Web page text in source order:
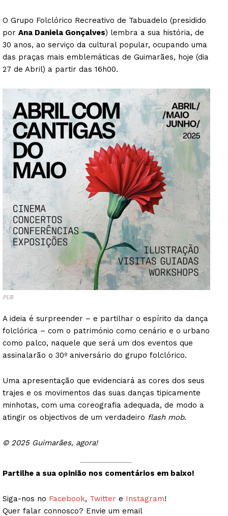
O Grupo Folclórico Recreativo de Tabuadelo (presidido
por Ana Daniela Gonçalves) lembra a sua história, de
30 anos, ao serviço da cultural popular, ocupando uma
das praças mais emblemáticas de Guimarães, hoje (dia
27 de Abril) a partir das 16h00.
PUB
A ideia é surpreender – e partilhar o espírito da dança
folclórica – com o património como cenário e o urbano
como palco, naquele que será um dos eventos que
assinalarão o 30º aniversário do grupo folclórico.
Uma apresentação que evidenciará as cores dos seus
trajes e os movimentos das suas danças tipicamente
minhotas, com uma coreografia adequada, de modo a
atingir os objectivos de um verdadeiro flash mob.
© 2025 Guimarães, agora!
Partilhe a sua opinião nos comentários em baixo!
Siga-nos no Facebook, Twitter e Instagram!
Quer falar connosco? Envie um email